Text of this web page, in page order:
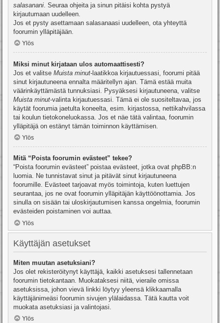
salasanani . Seuraa ohjeita ja sinun pitäisi kohta pystyä
kirjautumaan uudelleen.
Jos et pysty asettamaan salasanaasi uudelleen, ota yhteyttä
foorumin ylläpitäjään.
Ylös
Miksi minut kirjataan ulos automaattisesti?
Jos et valitse Muista minut-laatikkoa kirjautuessasi, foorumi pitää
sinut kirjautuneena ennalta määritellyn ajan. Tämä estää muita
väärinkäyttämästä tunnuksiasi. Pysyäksesi kirjautuneena, valitse
Muista minut-valinta kirjautuessasi. Tämä ei ole suositeltavaa, jos
käytät foorumia jaetulta koneelta, esim. kirjastossa, nettikahvilassa
tai koulun tietokoneluokassa. Jos et näe tätä valintaa, foorumin
ylläpitäjä on estänyt tämän toiminnon käyttämisen.
Ylös
Mitä “Poista foorumin evästeet” tekee?
“Poista foorumin evästeet” poistaa evästeet, jotka ovat phpBB:n
luomia. Ne tunnistavat sinut ja pitävät sinut kirjautuneena
foorumille. Evästeet tarjoavat myös toimintoja, kuten luettujen
seurantaa, jos ne ovat foorumin ylläpitäjän käyttöönottamia. Jos
sinulla on sisään tai uloskirjautumisen kanssa ongelmia, foorumin
evästeiden poistaminen voi auttaa.
Ylös
Käyttäjän asetukset
Miten muutan asetuksiani?
Jos olet rekisteröitynyt käyttäjä, kaikki asetuksesi tallennetaan
foorumin tietokantaan. Muokataksesi niitä, vieraile omissa
asetuksissa, johon vievä linkki löytyy yleensä klikkaamalla
käyttäjänimeäsi foorumin sivujen ylälaidassa. Tätä kautta voit
muokata asetuksiasi ja valintojasi.
Ylös